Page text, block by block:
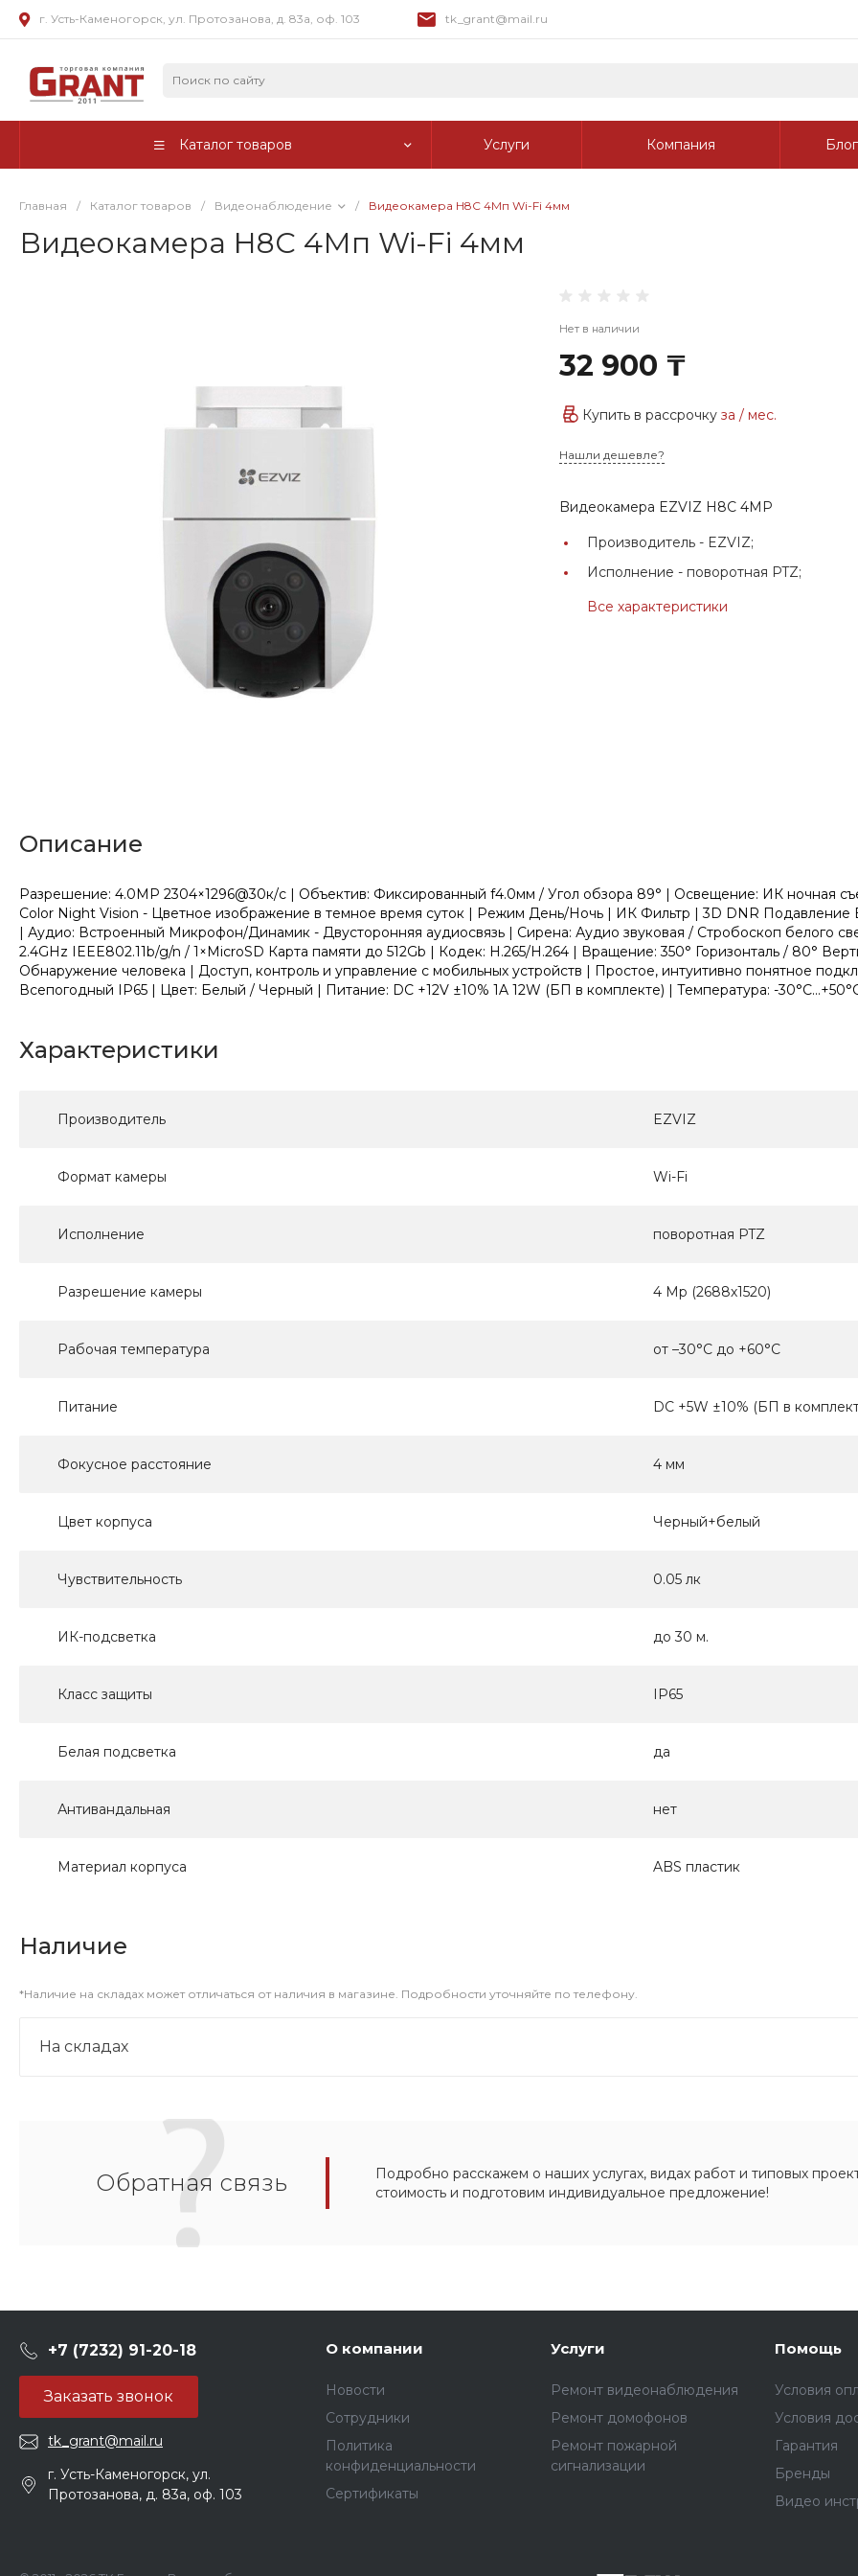
г. Усть-Каменогорск, ул. Протозанова, д. 83а, оф. 103 tk_grant@mail.ru
Каталог товаров Услуги Компания Блог
Главная / Каталог товаров / Видеонаблюдение / Видеокамера H8C 4Мп Wi-Fi 4мм
Видеокамера H8C 4Мп Wi-Fi 4мм
Нет в наличии
32 900 ₸
Купить в рассрочкуза/ мес.
Нашли дешевле?
Bидеокамера EZVIZ H8C 4MP
Производитель - EZVIZ;
Исполнение - поворотная PTZ;
Все характеристики
Описание
Разрешение: 4.0MP 2304×1296@30к/с | Объектив: Фиксированный f4.0мм / Угол обзора 89° | Освещение: ИК ночная
Color Night Vision - Цветное изображение в темное время суток | Режим День/Ночь | ИК Фильтр | 3D DNR
| Аудио: Встроенный Микрофон/Динамик - Двусторонняя аудиосвязь | Сирена: Аудио звуковая / Стробоскоп белого
2.4GHz IEEE802.11b/g/n / 1×MicroSD Карта памяти до 512Gb | Кодек: H.265/H.264 | Вращение: 350° Горизонталь / 80°
Обнаружение человека | Доступ, контроль и управление с мобильных устройств | Простое, интуитивно понятное
Всепогодный IP65 | Цвет: Белый / Черный | Питание: DC +12V ±10% 1A 12W (БП в комплекте) | Температура: -
Характеристики
Производитель EZVIZ
Формат камеры Wi-Fi
Исполнение поворотная PTZ
Разрешение камеры 4 Мр (2688х1520)
Рабочая температура от –30°C до +60°C
Питание DC +5W ±10% (БП в
Фокусное расстояние 4 мм
Цвет корпуса Черный+белый
Чувствительность 0.05 лк
ИК-подсветка до 30 м.
Класс защиты IP65
Белая подсветка да
Антивандальная нет
Материал корпуса ABS пластик
Наличие
*Наличие на складах может отличаться от наличия в магазине. Подробности уточняйте по телефону.
На складах
Обратная связь
Подробно расскажем о наших услугах, видах работ и типовых
стоимость и подготовим индивидуальное предложение!
+7 (7232) 91-20-18
Заказать звонок
tk_grant@mail.ru
г. Усть-Каменогорск, ул.
Протозанова, д. 83а, оф. 103
О компании
Новости
Сотрудники
Политика
конфиденциальности
Сертификаты
Услуги
Ремонт видеонаблюдения
Ремонт домофонов
Ремонт пожарной
сигнализации
Помощь
Условия
Условия
Гарантия
Бренды
Видео